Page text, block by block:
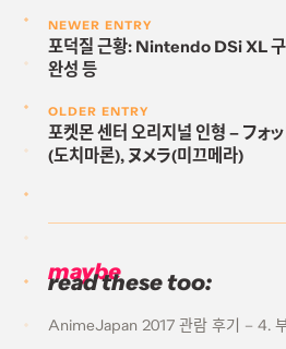
OLDER ENTRY
포켓몬 센터 오리지널 인형 – フォ
(도치마론), ヌメラ(미끄메라)
NEWER ENTRY
포덕질 근황: Nintendo DSi XL
완성 등
maybe
read these too:
AnimeJapan 2017 관람 후기 – 4.